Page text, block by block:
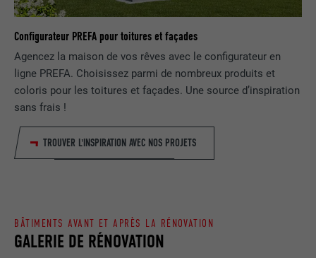
Configurateur PREFA pour toitures et façades
Agencez la maison de vos rêves avec le configurateur en
ligne PREFA. Choisissez parmi de nombreux produits et
coloris pour les toitures et façades. Une source d’inspiration
sans frais !
TROUVER L'INSPIRATION AVEC NOS PROJETS
GALERIE DE RÉNOVATION
BÂTIMENTS AVANT ET APRÈS LA RÉNOVATION
UTILITÉ
Enregistre un identifiant unique utilisé
pour générer des données statistiques
sur la manière dont l'utilisateur utilise le
site Internet.
NOM _gaexp
FOURNISSEUR Google Optimize
UTILITÉ
Est placé afin de tester si le navigateur
autorise l'utilisation de cookies. Ne
contient aucun élément d'identification.
NOM lang
FOURNISSEUR ads.linkedin.com
Session
l'utilisateur pour un site Internet.
EXPIRATION Session